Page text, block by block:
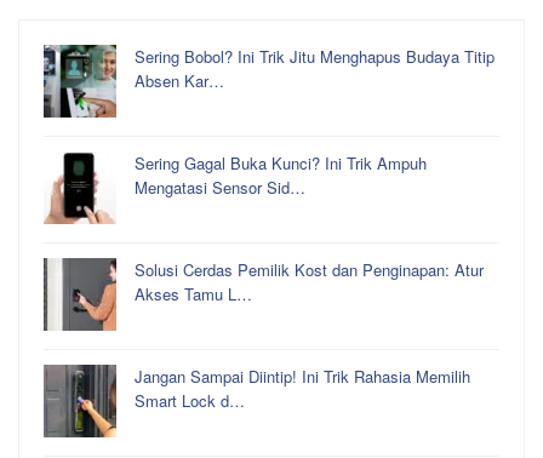
Sering Bobol? Ini Trik Jitu Menghapus Budaya Titip
Absen Kar…
Sering Gagal Buka Kunci? Ini Trik Ampuh
Mengatasi Sensor Sid…
Solusi Cerdas Pemilik Kost dan Penginapan: Atur
Akses Tamu L…
Jangan Sampai Diintip! Ini Trik Rahasia Memilih
Smart Lock d…